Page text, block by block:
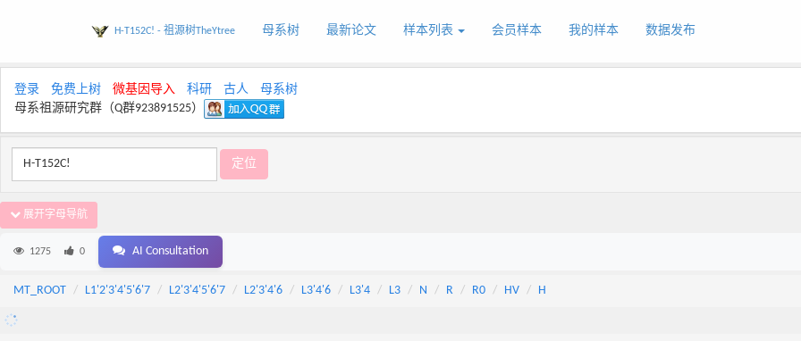
H-T152C! - 祖源树TheYtree 母系树 最新论文 样本列表 会员样本 我的样本 数据发布
登录 免费上树 微基因导入 科研 古人
母系树
母系祖源研究群（Q群923891525）
展开字母导航
1275 0 AI Consultation
MT_ROOT L1'2'3'4'5'6'7 L2'3'4'5'6'7 L2'3'4'6 L3'4'6 L3'4 L3 N R R0 HV H